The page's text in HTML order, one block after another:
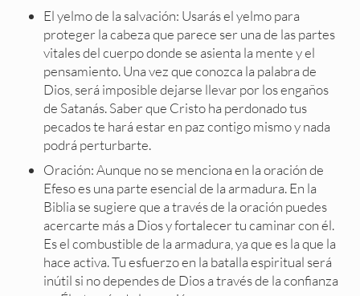
El yelmo de la salvación: Usarás el yelmo para
proteger la cabeza que parece ser una de las partes
vitales del cuerpo donde se asienta la mente y el
pensamiento. Una vez que conozca la palabra de
Dios, será imposible dejarse llevar por los engaños
de Satanás. Saber que Cristo ha perdonado tus
pecados te hará estar en paz contigo mismo y nada
podrá perturbarte.
Oración: Aunque no se menciona en la oración de
Efeso es una parte esencial de la armadura. En la
Biblia se sugiere que a través de la oración puedes
acercarte más a Dios y fortalecer tu caminar con él.
Es el combustible de la armadura, ya que es la que la
hace activa. Tu esfuerzo en la batalla espiritual será
inútil si no dependes de Dios a través de la confianza